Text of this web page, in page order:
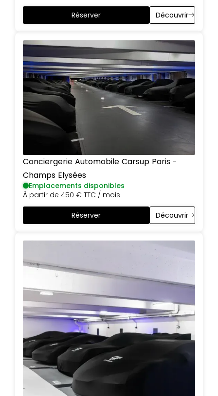
Réserver Découvrir
Conciergerie Automobile Carsup Paris -
Champs Elysées
Emplacements disponibles
À partir de 450 € TTC / mois
Réserver Découvrir